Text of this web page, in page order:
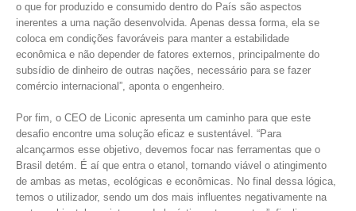
o que for produzido e consumido dentro do País são aspectos
inerentes a uma nação desenvolvida. Apenas dessa forma, ela se
coloca em condições favoráveis para manter a estabilidade
econômica e não depender de fatores externos, principalmente do
subsídio de dinheiro de outras nações, necessário para se fazer
comércio internacional”, aponta o engenheiro.
Por fim, o CEO de Liconic apresenta um caminho para que este
desafio encontre uma solução eficaz e sustentável. “Para
alcançarmos esse objetivo, devemos focar nas ferramentas que o
Brasil detém. É aí que entra o etanol, tornando viável o atingimento
de ambas as metas, ecológicas e econômicas. No final dessa lógica,
temos o utilizador, sendo um dos mais influentes negativamente na